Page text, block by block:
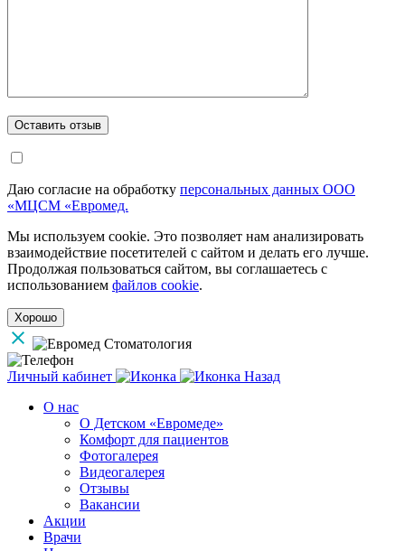
Даю согласие на обработку персональных данных ООО
«МЦСМ «Евромед.
Мы используем cookie. Это позволяет нам анализировать
взаимодействие посетителей с сайтом и делать его лучше.
Продолжая пользоваться сайтом, вы соглашаетесь с
использованием файлов cookie.
Хорошо
Личный кабинет
Назад
О нас
О Детском «Евромеде»
Комфорт для пациентов
Фотогалерея
Видеогалерея
Отзывы
Вакансии
Акции
Врачи